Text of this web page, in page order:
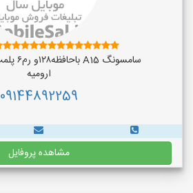
سامسونگ A15 باحافظه۱۲۸و رم۶ پلمپ ویتنام فروشگاه
ارومیه
09144892259
مشاهده پروفایل